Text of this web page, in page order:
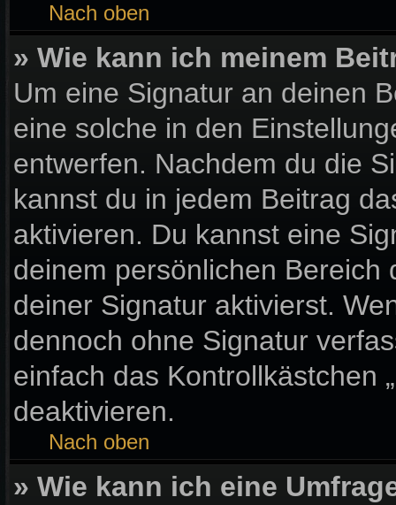
Nach oben
» Wie kann ich meinem
Um eine Signatur an deinen
eine solche in den
entwerfen. Nachdem du die
kannst du in jedem Beitrag
aktivieren. Du kannst eine
deinem persönlichen
deiner Signatur aktivierst.
dennoch ohne Signatur
einfach das Kontrollkästchen
deaktivieren.
Nach oben
» Wie kann ich eine